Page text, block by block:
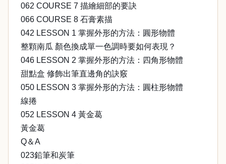
062 COURSE 7 描繪細部的要訣
066 COURSE 8 石膏素描
042 LESSON 1 掌握外形的方法：圓形物體
整顆南瓜 顏色換成單一色調時要如何表現？
046 LESSON 2 掌握外形的方法：四角形物體
甜點盒 修飾出筆直邊角的訣竅
050 LESSON 3 掌握外形的方法：圓柱形物體
線捲
052 LESSON 4 黃金葛
黃金葛
Q＆A
023鉛筆和炭筆